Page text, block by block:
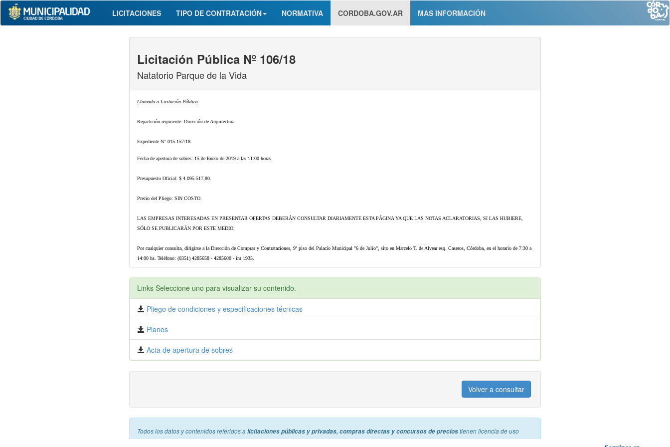
LICITACIONES TIPO DE CONTRATACIÓN NORMATIVA CORDOBA.GOV.AR MAS INFORMACIÓN
Licitación Pública Nº 106/18
Natatorio Parque de la Vida
Llamado a Licitación Pública
Repartición requirente: Dirección de Arquitectura.
Expediente N° 015.157/18.
Fecha de apertura de sobres: 15 de Enero de 2019 a las 11:00 horas.
Presupuesto Oficial: $ 4.095.517,80.
Precio del Pliego: SIN COSTO.
LAS EMPRESAS INTERESADAS EN PRESENTAR OFERTAS DEBERÁN CONSULTAR DIARIAMENTE ESTA PÁGINA YA QUE LAS NOTAS ACLARATORIAS, SI LAS HUBIERE,
SÓLO SE PUBLICARÁN POR ESTE MEDIO.
Por cualquier consulta, dirigirse a la Dirección de Compras y Contrataciones, 9º piso del Palacio Municipal "6 de Julio", sito en Marcelo T. de Alvear esq. Caseros, Córdoba, en el horario de 7:30 a
14:00 hs. Teléfono: (0351) 4285658 - 4285600 - int 1935.
Links Seleccione uno para visualizar su contenido.
Pliego de condiciones y especificaciones técnicas
Planos
Acta de apertura de sobres
Volver a consultar
Todos los datos y contenidos referidos a licitaciones públicas y privadas, compras directas y concursos de preciostienen licencia de uso
libre. Esto quiere decir que cualquier usuario puede usar los datos y contenido libremente y sin costos. Usamos como referencia la licencia